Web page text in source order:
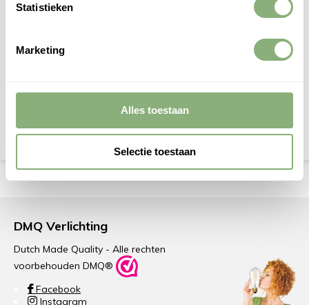
Statistieken
Marketing
Alles toestaan
Selectie toestaan
DMQ Verlichting
Dutch Made Quality - Alle rechten
voorbehouden DMQ®
Facebook
Instagram